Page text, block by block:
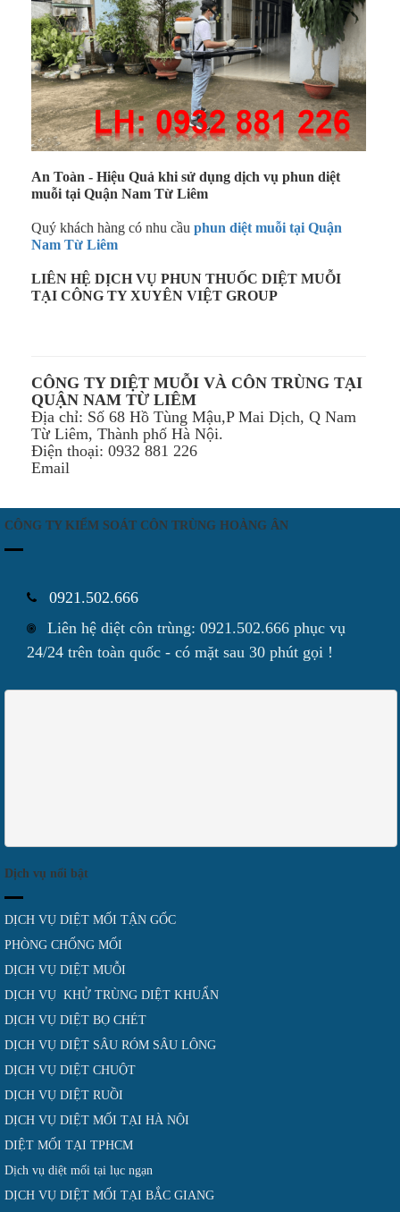
An Toàn - Hiệu Quả khi sử dụng dịch vụ phun diệt
muỗi tại Quận Nam Từ Liêm
Quý khách hàng có nhu cầu phun diệt muỗi tại Quận
Nam Từ Liêm
LIÊN HỆ DỊCH VỤ PHUN THUỐC DIỆT MUỖI
TẠI CÔNG TY XUYÊN VIỆT GROUP
CÔNG TY DIỆT MUỖI VÀ CÔN TRÙNG TẠI
QUẬN NAM TỪ LIÊM
Địa chỉ: Số 68 Hồ Tùng Mậu,P Mai Dịch, Q Nam
Từ Liêm, Thành phố Hà Nội.
Điện thoại: 0932 881 226
Email
CÔNG TY KIỂM SOÁT CÔN TRÙNG HOÀNG ÂN
0921.502.666
Liên hệ diệt côn trùng: 0921.502.666 phục vụ
24/24 trên toàn quốc - có mặt sau 30 phút gọi !
Dịch vụ nổi bật
DỊCH VỤ DIỆT MỐI TẬN GỐC
PHÒNG CHỐNG MỐI
DỊCH VỤ DIỆT MUỖI
DỊCH VỤ KHỬ TRÙNG DIỆT KHUẨN
DỊCH VỤ DIỆT BỌ CHÉT
DỊCH VỤ DIỆT SÂU RÓM SÂU LÔNG
DỊCH VỤ DIỆT CHUỘT
DỊCH VỤ DIỆT RUỒI
DỊCH VỤ DIỆT MỐI TẠI HÀ NỘI
DIỆT MỐI TẠI TPHCM
Dịch vụ diệt mối tại lục ngạn
DỊCH VỤ DIỆT MỐI TẠI BẮC GIANG